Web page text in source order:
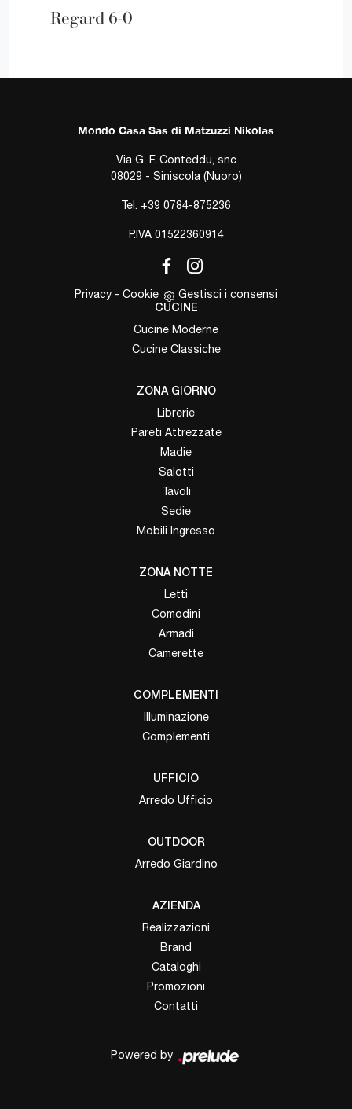
Regard 6-0
Mondo Casa Sas di Matzuzzi Nikolas
Via G. F. Conteddu, snc
08029 - Siniscola (Nuoro)
Tel. +39 0784-875236
P.IVA 01522360914
Privacy - Cookie Gestisci i consensi
CUCINE
Cucine Moderne
Cucine Classiche
ZONA GIORNO
Librerie
Pareti Attrezzate
Madie
Salotti
Tavoli
Sedie
Mobili Ingresso
ZONA NOTTE
Letti
Comodini
Armadi
Camerette
COMPLEMENTI
Illuminazione
Complementi
UFFICIO
Arredo Ufficio
OUTDOOR
Arredo Giardino
AZIENDA
Realizzazioni
Brand
Cataloghi
Promozioni
Contatti
Powered by